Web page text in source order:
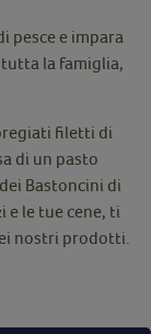
pesce e impara
la famiglia,
filetti di
di un pasto
Bastoncini di
e le tue cene, ti
nostri prodotti.